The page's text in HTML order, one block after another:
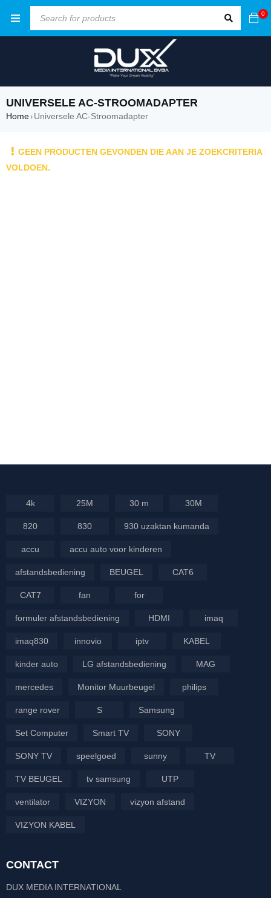
0
UNIVERSELE AC-STROOMADAPTER
Home› Universele AC-Stroomadapter
GEEN PRODUCTEN GEVONDEN DIE AAN JE ZOEKCRITERIA
VOLDOEN.
4k 25M 30 m 30M
820 830 930 uzaktan kumanda
accu accu auto voor kinderen
afstandsbediening BEUGEL CAT6
CAT7 fan for
formuler afstandsbediening HDMI imaq
imaq830 innovio iptv KABEL
kinder auto LG afstandsbediening MAG
mercedes Monitor Muurbeugel philips
range rover S Samsung
Set Computer Smart TV SONY
SONY TV speelgoed sunny TV
TV BEUGEL tv samsung UTP
ventilator VIZYON vizyon afstand
VIZYON KABEL
CONTACT
DUX MEDIA INTERNATIONAL